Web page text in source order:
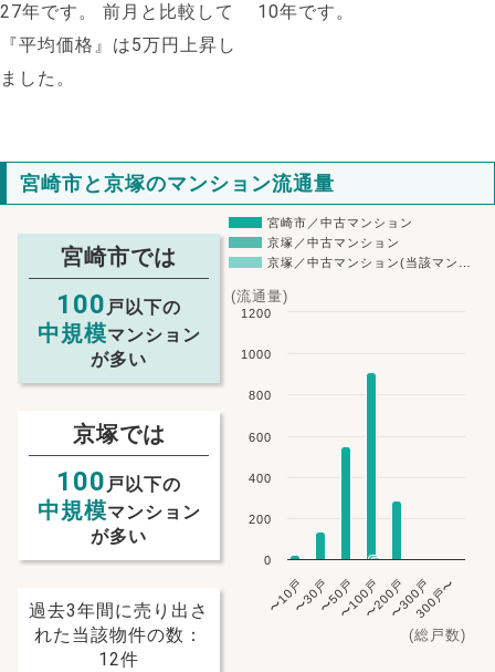
27年です。
前月と比較して
『平均価格』は5万円上昇し
ました。
10年です。
宮崎市と京塚のマンション流通量
宮崎市では
100 戸以下の
中規模マンション
が多い
京塚では
100 戸以下の
中規模マンション
が多い
過去3年間に売り出さ
れた当該物件の数：
12件
(総戸数)
(流通量)
宮崎市／中古マンション
京塚／中古マンション
京塚／中古マンション(当該マン…
〜10戸〜30戸〜50戸〜100戸〜200戸〜300戸300戸〜
0
200
400
600
800
1000
1200